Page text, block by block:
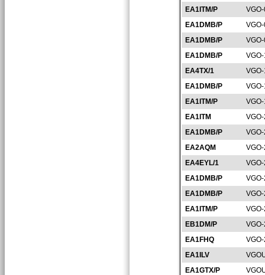
EA1ITM/P
EA1DMB/P
EA1DMB/P
EA1DMB/P
VGO-
EA4TX/1
EA1DMB/P
EA1ITM/P
EA1ITM
EA1DMB/P
EA2AQM
EA4EYL/1
EA1DMB/P
EA1DMB/P
EA1ITM/P
EB1DM/P
EA1FHQ
EA1ILV
EA1GTX/P